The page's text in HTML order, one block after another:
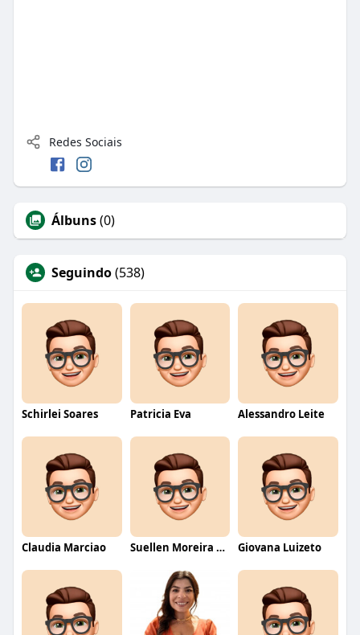
Redes Sociais
Álbuns(0)
Seguindo(538)
Schirlei Soares Patricia Eva Alessandro Leite
Claudia Marciao Suellen Moreira Parente de Oliveira Giovana Luizeto